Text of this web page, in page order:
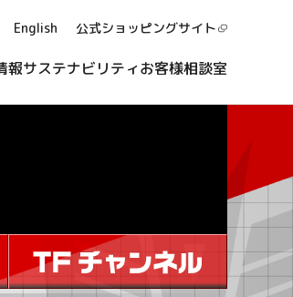
English 公式ショッピングサイト
報サステナビリティお客様相談室